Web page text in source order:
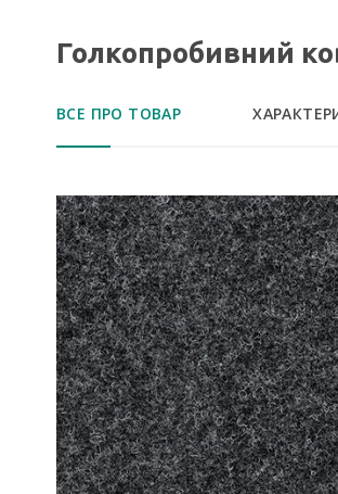
Голкопробивний
ВСЕ ПРО ТОВАР